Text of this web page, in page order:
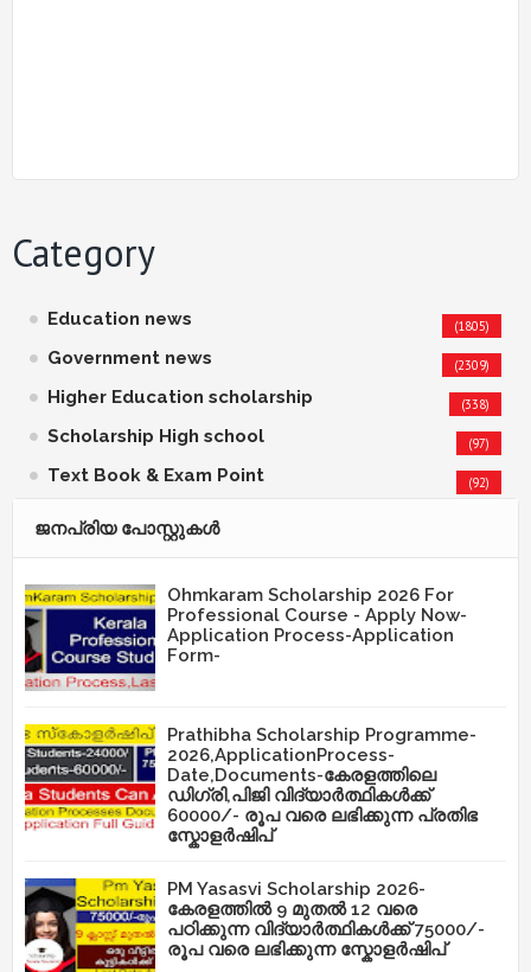
Category
Education news (1805)
Government news (2309)
Higher Education scholarship (338)
Scholarship High school (97)
Text Book & Exam Point (92)
ജനപ്രിയ പോസ്റ്റുകള്‍‌
Ohmkaram Scholarship 2026 For
Professional Course - Apply Now-
Application Process-Application
Form-
Prathibha Scholarship Programme-
2026,ApplicationProcess-
Date,Documents-കേരളത്തിലെ
ഡിഗ്രി,പിജി വിദ്യാർത്ഥികൾക്ക്
60000/- രൂപ വരെ ലഭിക്കുന്ന പ്രതിഭ
സ്കോളർഷിപ്
PM Yasasvi Scholarship 2026-
കേരളത്തിൽ 9 മുതൽ 12 വരെ
പഠിക്കുന്ന വിദ്യാർത്ഥികൾക്ക് 75000/-
രൂപ വരെ ലഭിക്കുന്ന സ്കോളർഷിപ്